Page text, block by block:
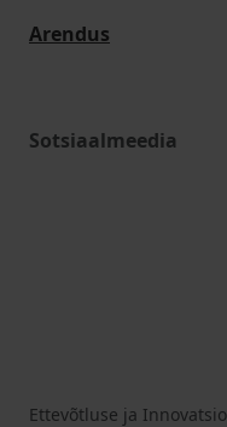
Arendus
Sotsiaalmeedia
Ettevõtluse ja